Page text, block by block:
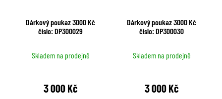
Dárkový poukaz 3000 Kč
číslo: DP300029
Skladem na prodejně
3 000 Kč
Dárkový poukaz 3000 Kč
číslo: DP300030
Skladem na prodejně
3 000 Kč